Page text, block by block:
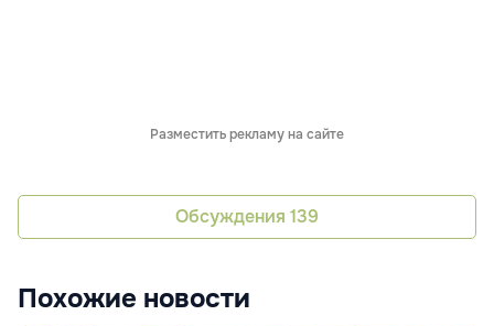
Разместить рекламу на сайте
Обсуждения 139
Похожие новости